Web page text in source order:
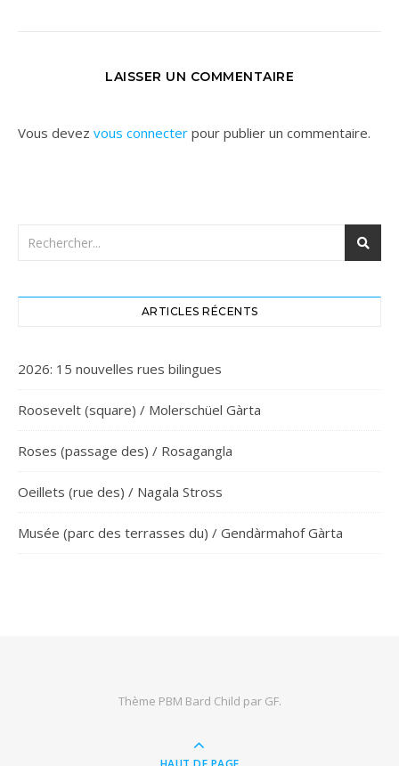
LAISSER UN COMMENTAIRE
Vous devez vous connecter pour publier un commentaire.
ARTICLES RÉCENTS
2026: 15 nouvelles rues bilingues
Roosevelt (square) / Molerschüel Gàrta
Roses (passage des) / Rosagangla
Oeillets (rue des) / Nagala Stross
Musée (parc des terrasses du) / Gendàrmahof Gàrta
Thème PBM Bard Child par GF.